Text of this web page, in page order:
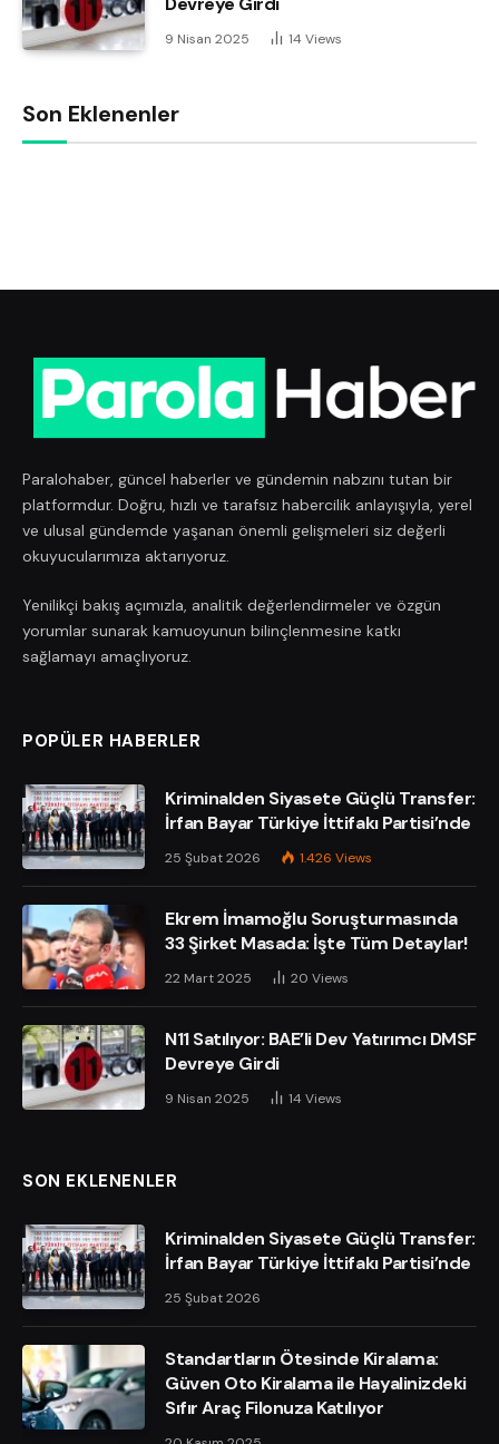
9 Nisan 2025 14 Views
Son Eklenenler
Paralohaber, güncel haberler ve gündemin nabzını tutan bir
platformdur. Doğru, hızlı ve tarafsız habercilik anlayışıyla, yerel
ve ulusal gündemde yaşanan önemli gelişmeleri siz değerli
okuyucularımıza aktarıyoruz.
Yenilikçi bakış açımızla, analitik değerlendirmeler ve özgün
yorumlar sunarak kamuoyunun bilinçlenmesine katkı
sağlamayı amaçlıyoruz.
POPÜLER HABERLER
Kriminalden Siyasete Güçlü Transfer:
İrfan Bayar Türkiye İttifakı Partisi’nde
25 Şubat 2026 1.426 Views
Ekrem İmamoğlu Soruşturmasında
33 Şirket Masada: İşte Tüm Detaylar!
22 Mart 2025 20 Views
N11 Satılıyor: BAE’li Dev Yatırımcı DMSF
Devreye Girdi
9 Nisan 2025 14 Views
SON EKLENENLER
Kriminalden Siyasete Güçlü Transfer:
İrfan Bayar Türkiye İttifakı Partisi’nde
25 Şubat 2026
Standartların Ötesinde Kiralama:
Güven Oto Kiralama ile Hayalinizdeki
Sıfır Araç Filonuza Katılıyor